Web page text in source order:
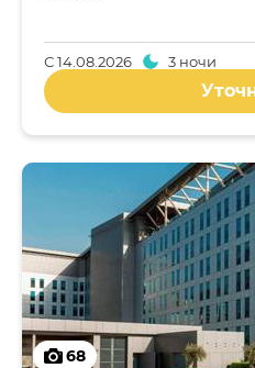
С14.08.2026 3 ночи
68